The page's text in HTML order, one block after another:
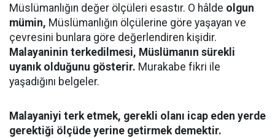
Müslümanlığın değer ölçüleri esastır. O hâlde olgun
mümin, Müslümanlığın ölçülerine göre yaşayan ve
çevresini bunlara göre değerlendiren kişidir.
Malayaninin terkedilmesi, Müslümanın sürekli
uyanık olduğunu gösterir. Murakabe fikri ile
yaşadığını belgeler.
Malayaniyi terk etmek, gerekli olanı icap eden yerde
gerektiği ölçüde yerine getirmek demektir.